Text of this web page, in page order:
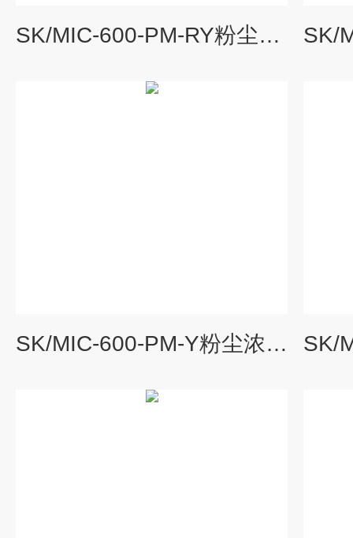
SK/MIC-600-PM-RY粉尘监管报警器厂家
SK/MIC-600-PM-Y粉尘浓度监管报警器 粉尘浓度检测仪